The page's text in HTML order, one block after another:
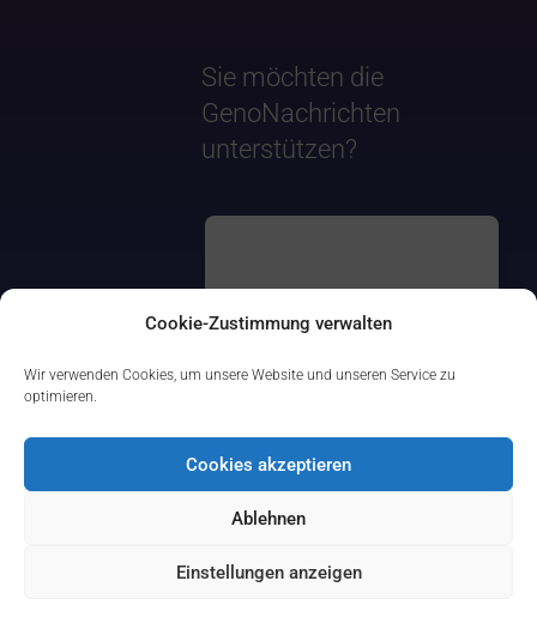
Cookie-Zustimmung verwalten
Wir verwenden Cookies, um unsere Website und unseren Service zu
optimieren.
Cookies akzeptieren
Ablehnen
Einstellungen anzeigen
Sie möchten die
GenoNachrichten
unterstützen?